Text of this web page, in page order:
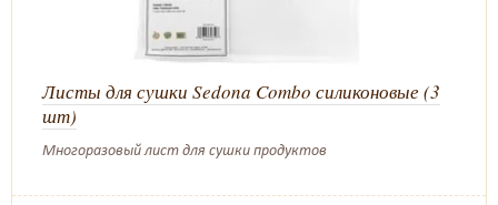
Листы для сушки Sedona Combo силиконовые (3
шт)
Многоразовый лист для сушки продуктов